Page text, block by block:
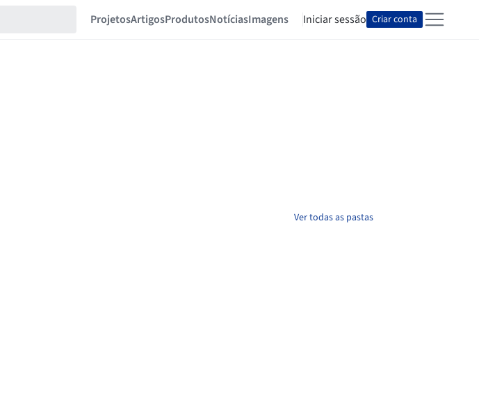
ProjetosArtigosProdutosNotíciasImagens Iniciar sessão Criar conta
Ver todas as pastas